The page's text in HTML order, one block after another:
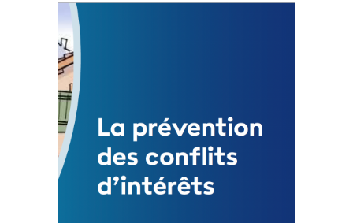
Statut de l’élu local
3 avril 2024
Mise à jour avril 2024
FEUILLETER